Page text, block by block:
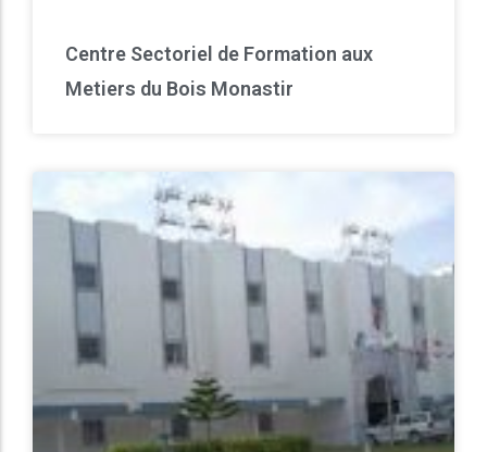
Centre Sectoriel de Formation aux
Metiers du Bois Monastir